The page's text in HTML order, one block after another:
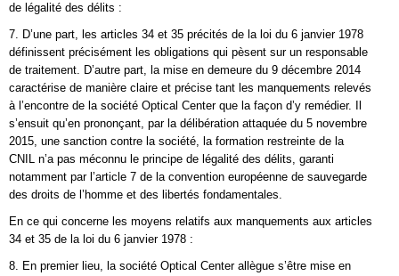
de légalité des délits :
7. D’une part, les articles 34 et 35 précités de la loi du 6 janvier 1978
définissent précisément les obligations qui pèsent sur un responsable
de traitement. D’autre part, la mise en demeure du 9 décembre 2014
caractérise de manière claire et précise tant les manquements relevés
à l’encontre de la société Optical Center que la façon d’y remédier. Il
s’ensuit qu’en prononçant, par la délibération attaquée du 5 novembre
2015, une sanction contre la société, la formation restreinte de la
CNIL n’a pas méconnu le principe de légalité des délits, garanti
notamment par l’article 7 de la convention européenne de sauvegarde
des droits de l’homme et des libertés fondamentales.
En ce qui concerne les moyens relatifs aux manquements aux articles
34 et 35 de la loi du 6 janvier 1978 :
8. En premier lieu, la société Optical Center allègue s’être mise en